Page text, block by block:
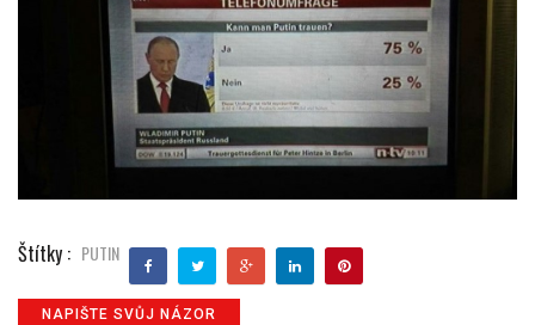
Štítky : PUTIN
NAPIŠTE SVŮJ NÁZOR